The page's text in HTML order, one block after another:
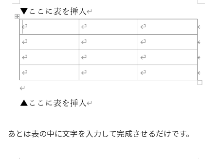
あとは表の中に文字を入力して完成させるだけです。